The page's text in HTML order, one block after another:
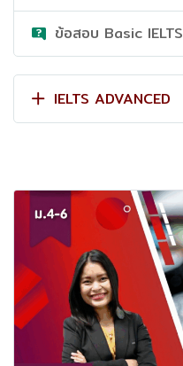
ข้อสอบ Basic IELTS
IELTS ADVANCED